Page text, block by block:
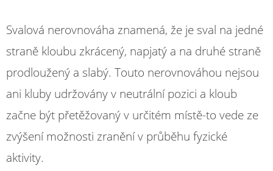
Svalová nerovnováha znamená, že je sval na jedné
straně kloubu zkrácený, napjatý a na druhé straně
prodloužený a slabý. Touto nerovnováhou nejsou
ani kluby udržovány v neutrální pozici a kloub
začne být přetěžovaný v určitém místě-to vede ze
zvýšení možnosti zranění v průběhu fyzické
aktivity.